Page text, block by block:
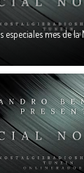
especiales mes de